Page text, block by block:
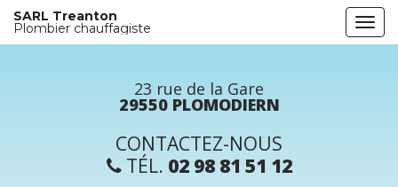
Aller
contenu
SARL Treanton
Plombier chauffagiste
23 rue de la Gare
29550 PLOMODIERN
CONTACTEZ-NOUS
TÉL. 02 98 81 51 12